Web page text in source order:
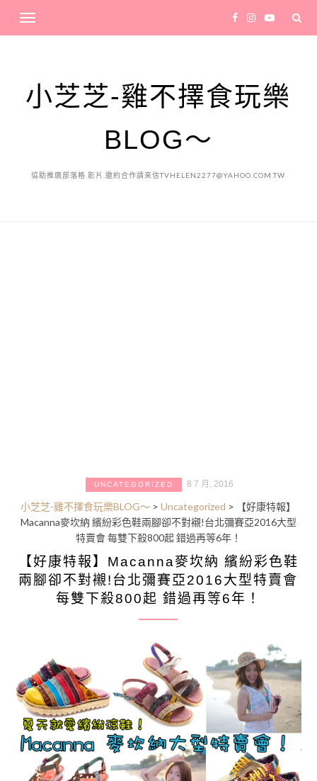
小芝芝-雞不擇食玩樂
BLOG～
協助推廣部落格.影片.邀約合作請來信TVHELEN2277@YAHOO.COM.TW
UNCATEGORIZED 8 7 月, 2016
小芝芝-雞不擇食玩樂BLOG～ >Uncategorized >
【好康特報】
Macanna麥坎納 繽紛彩色鞋兩腳卻不對襯!台北彌賽亞2016大型
特賣會 每雙下殺800起 錯過再等6年！
【好康特報】Macanna麥坎納 繽紛彩色鞋
兩腳卻不對襯!台北彌賽亞2016大型特賣會
每雙下殺800起 錯過再等6年！